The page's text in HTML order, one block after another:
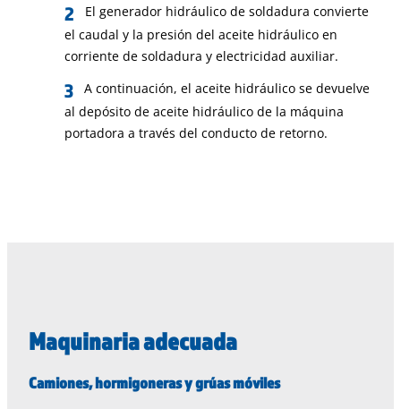
El generador hidráulico de soldadura convierte
el caudal y la presión del aceite hidráulico en
corriente de soldadura y electricidad auxiliar.
A continuación, el aceite hidráulico se devuelve
al depósito de aceite hidráulico de la máquina
portadora a través del conducto de retorno.
Maquinaria adecuada
Camiones, hormigoneras y grúas móviles